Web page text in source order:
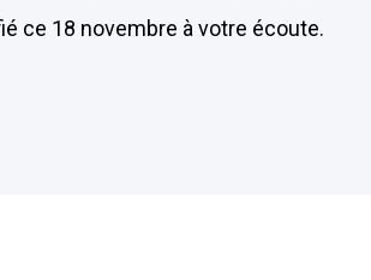
ce 18 novembre à votre écoute.